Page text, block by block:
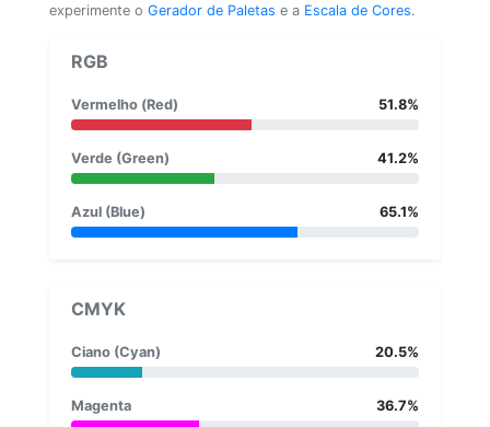
experimente o Gerador de Paletas e a Escala de Cores.
RGB
Vermelho (Red) 51.8%
Verde (Green) 41.2%
Azul (Blue) 65.1%
CMYK
Ciano (Cyan) 20.5%
Magenta 36.7%